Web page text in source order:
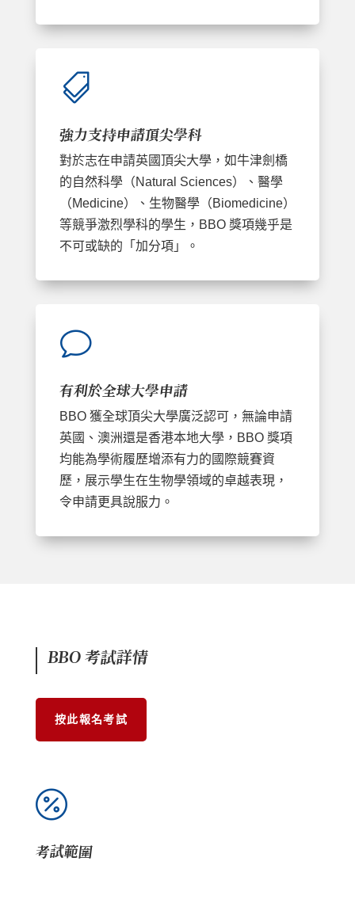

強力支持申請頂尖學科
對於志在申請英國頂尖大學，如牛津劍橋
的自然科學（Natural Sciences）、醫學
（Medicine）、生物醫學（Biomedicine）
等競爭激烈學科的學生，BBO 獎項幾乎是
不可或缺的「加分項」。
v
有利於全球大學申請
BBO 獲全球頂尖大學廣泛認可，無論申請
英國、澳洲還是香港本地大學，BBO 獎項
均能為學術履歷增添有力的國際競賽資
歷，展示學生在生物學領域的卓越表現，
令申請更具說服力。
BBO 考試詳情
按此報名考試

考試範圍